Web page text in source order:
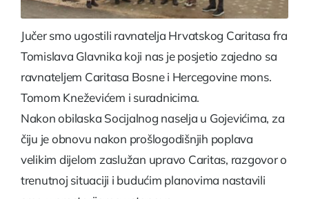
Jučer smo ugostili ravnatelja Hrvatskog Caritasa fra
Tomislava Glavnika koji nas je posjetio zajedno sa
ravnateljem Caritasa Bosne i Hercegovine mons.
Tomom Kneževićem i suradnicima.
Nakon obilaska Socijalnog naselja u Gojevićima, za
čiju je obnovu nakon prošlogodišnjih poplava
velikim dijelom zaslužan upravo Caritas, razgovor o
trenutnoj situaciji i budućim planovima nastavili